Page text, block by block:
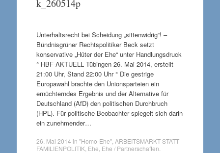
k_260514p
Unterhaltsrecht bei Scheidung „sittenwidrig“! –
Bündnisgrüner Rechtspolitiker Beck setzt
konservative „Hüter der Ehe“ unter Handlungsdruck
° HBF-AKTUELL Tübingen 26. Mai 2014, erstellt
21:00 Uhr, Stand 22:00 Uhr ° Die gestrige
Europawahl brachte den Unionsparteien ein
ernüchterndes Ergebnis und der Alternative für
Deutschland (AfD) den politischen Durchbruch
(HPL). Für politische Beobachter spiegelt sich darin
ein zunehmender…
26. Mai 2014 in "Homo-Ehe", ARBEITSMARKT STATT
FAMILIENPOLITIK, Ehe Ehe / Partnerschaften